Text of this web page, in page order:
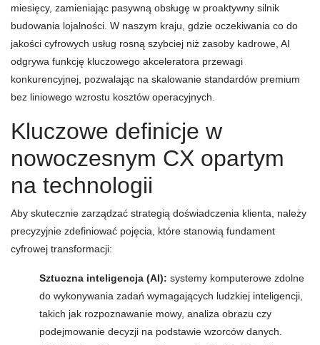
miesięcy, zamieniając pasywną obsługę w proaktywny silnik
budowania lojalności. W naszym kraju, gdzie oczekiwania co do
jakości cyfrowych usług rosną szybciej niż zasoby kadrowe, AI
odgrywa funkcję kluczowego akceleratora przewagi
konkurencyjnej, pozwalając na skalowanie standardów premium
bez liniowego wzrostu kosztów operacyjnych.
Kluczowe definicje w
nowoczesnym CX opartym
na technologii
Aby skutecznie zarządzać strategią doświadczenia klienta, należy
precyzyjnie zdefiniować pojęcia, które stanowią fundament
cyfrowej transformacji:
Sztuczna inteligencja (AI): systemy komputerowe zdolne
do wykonywania zadań wymagających ludzkiej inteligencji,
takich jak rozpoznawanie mowy, analiza obrazu czy
podejmowanie decyzji na podstawie wzorców danych.